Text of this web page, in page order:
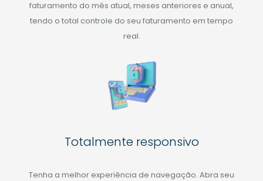
faturamento do mês atual, meses anteriores e anual,
tendo o total controle do seu faturamento em tempo
real.
Totalmente responsivo
Tenha a melhor experiência de navegação. Abra seu